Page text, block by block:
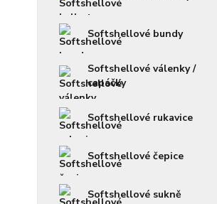
Softshellové bundy
Softshellové válenky /
capáčky
Softshellové rukavice
Softshellové čepice
Softshellové sukně